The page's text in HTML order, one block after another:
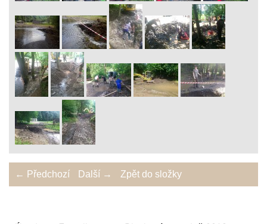
← Předchozí Další → Zpět do složky